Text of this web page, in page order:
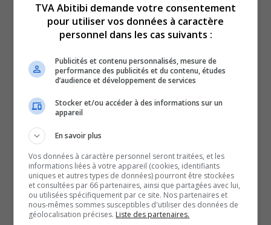
Loblaws nous a confirmé procéder à une revue de son
réseau, en procédant à une conversion de format de ses
Même si le Provigo est établi à Évain depuis de
nombreuses années, les études de marché auraient
mieux adaptée aux attentes et aux besoins de la
clientèle de ce secteur.
On nous indique que la plupart des employés du Provigo
qui le désirent pourront conserver leur emploi.
La date officielle d’ouverture n’est pas encore connue,
mais les travaux devraient débuter au printemps
prochain.
TVA Abitibi demande votre consentement
pour utiliser vos données à caractère
personnel dans les cas suivants :
Publicités et contenu personnalisés, mesure de
performance des publicités et du contenu, études
d’audience et développement de services
Stocker et/ou accéder à des informations sur un
appareil
En savoir plus
Vos données à caractère personnel seront traitées, et les
informations liées à votre appareil (cookies, identifiants
uniques et autres types de données) pourront être stockées
et consultées par 66 partenaires, ainsi que partagées avec lui,
ou utilisées spécifiquement par ce site. Nos partenaires et
nous-mêmes sommes susceptibles d'utiliser des données de
géolocalisation précises. Liste des partenaires.